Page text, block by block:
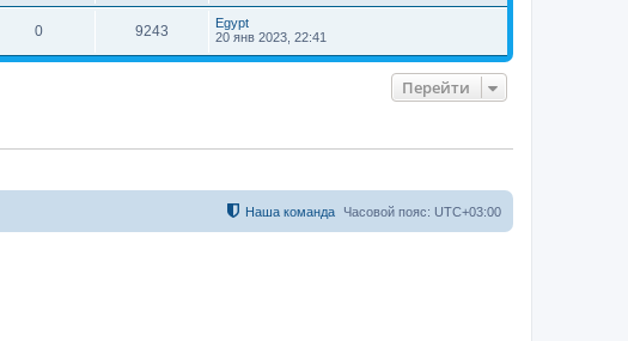
0 9243
Egypt
20 янв 2023, 22:41
Перейти
Часовой пояс: UTC+03:00
Наша команда